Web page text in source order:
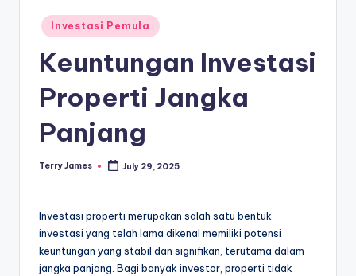
Posted
in
Investasi Pemula
Keuntungan Investasi
Properti Jangka
Panjang
Posted
Terry James July 29, 2025
Investasi properti merupakan salah satu bentuk
investasi yang telah lama dikenal memiliki potensi
keuntungan yang stabil dan signifikan, terutama dalam
jangka panjang. Bagi banyak investor, properti tidak